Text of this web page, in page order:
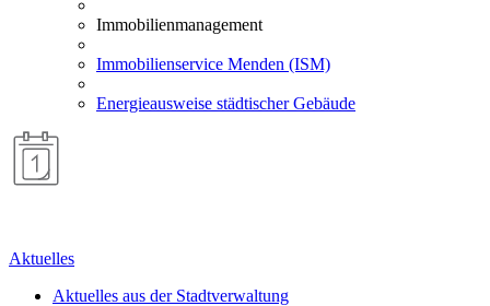
Immobilienmanagement
Immobilienservice Menden (ISM)
Energieausweise städtischer Gebäude
Aktuelles
Aktuelles aus der Stadtverwaltung